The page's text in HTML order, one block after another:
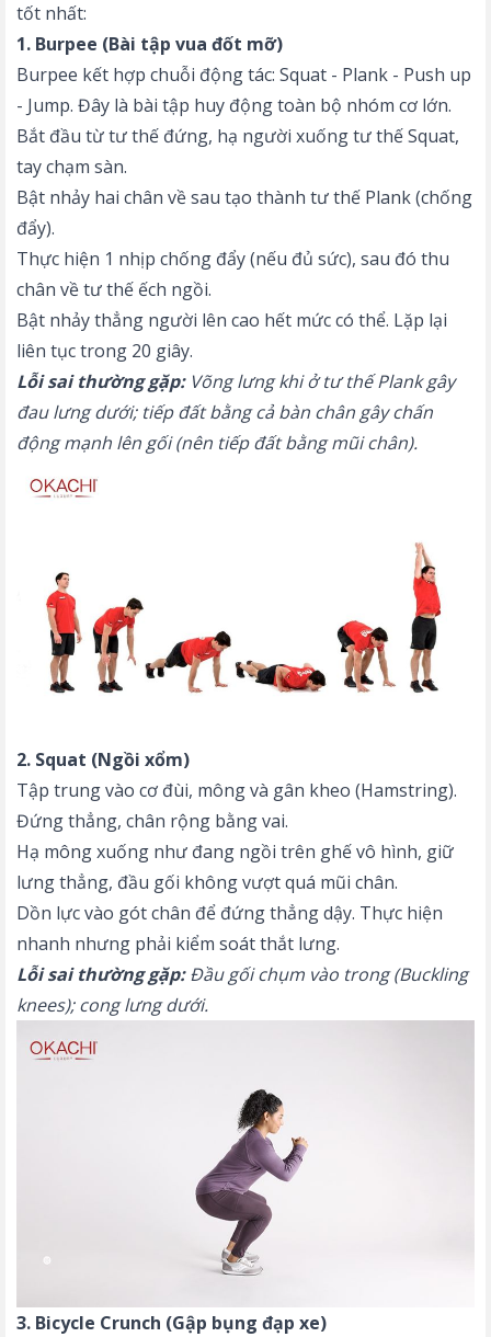
tốt nhất:
1. Burpee (Bài tập vua đốt mỡ)
Burpee kết hợp chuỗi động tác: Squat - Plank - Push up
- Jump. Đây là bài tập huy động toàn bộ nhóm cơ lớn.
Bắt đầu từ tư thế đứng, hạ người xuống tư thế Squat,
tay chạm sàn.
Bật nhảy hai chân về sau tạo thành tư thế Plank (chống
đẩy).
Thực hiện 1 nhịp chống đẩy (nếu đủ sức), sau đó thu
chân về tư thế ếch ngồi.
Bật nhảy thẳng người lên cao hết mức có thể. Lặp lại
liên tục trong 20 giây.
Lỗi sai thường gặp:Võng lưng khi ở tư thế Plank gây
đau lưng dưới; tiếp đất bằng cả bàn chân gây chấn
động mạnh lên gối (nên tiếp đất bằng mũi chân).
2. Squat (Ngồi xổm)
Tập trung vào cơ đùi, mông và gân kheo (Hamstring).
Đứng thẳng, chân rộng bằng vai.
Hạ mông xuống như đang ngồi trên ghế vô hình, giữ
lưng thẳng, đầu gối không vượt quá mũi chân.
Dồn lực vào gót chân để đứng thẳng dậy. Thực hiện
nhanh nhưng phải kiểm soát thắt lưng.
Lỗi sai thường gặp:Đầu gối chụm vào trong (Buckling
knees); cong lưng dưới.
3. Bicycle Crunch (Gập bụng đạp xe)